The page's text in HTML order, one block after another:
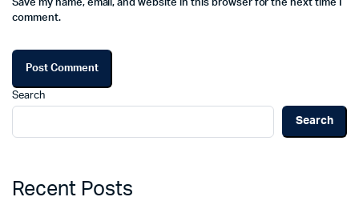
Save my name, email, and website in this browser for the next time I
comment.
Search
Search
Recent Posts